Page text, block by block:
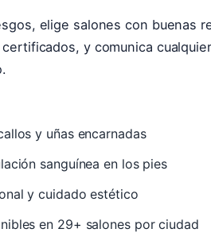
elige salones con buenas
y comunica
y uñas encarnadas
sanguínea en los pies
y cuidado estético
en 29+ salones por ciudad